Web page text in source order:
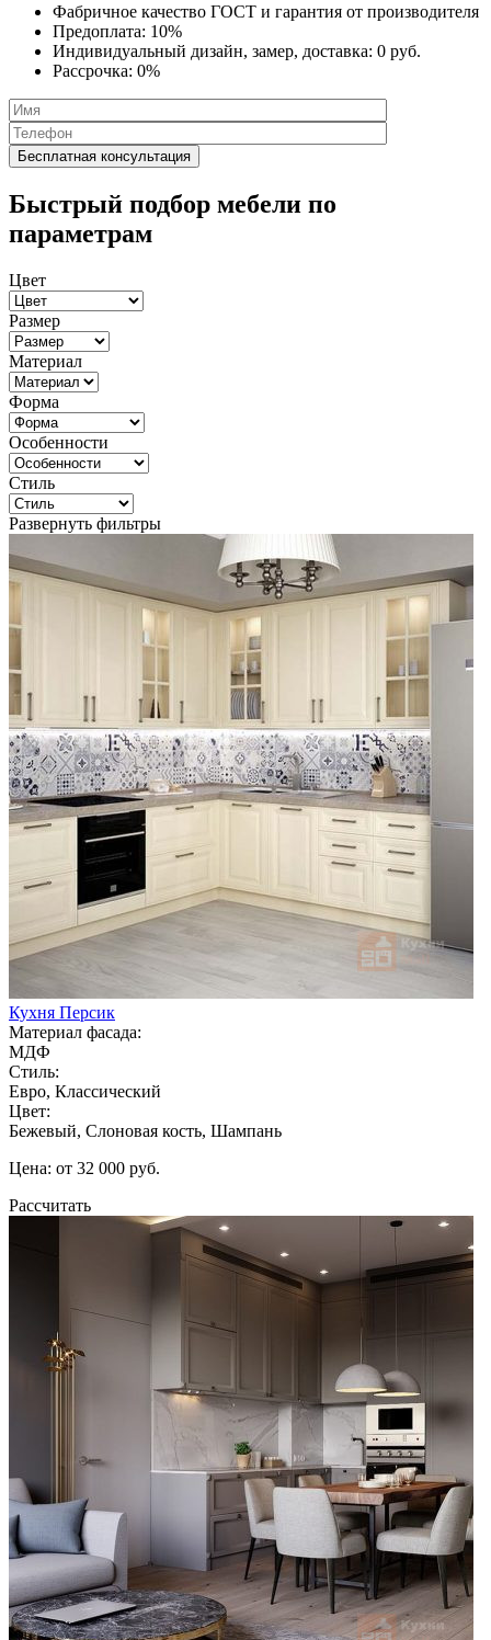
Фабричное качество ГОСТ и гарантия от производителя
Предоплата: 10%
Индивидуальный дизайн, замер, доставка: 0 руб.
Рассрочка: 0%
Быстрый подбор мебели по
параметрам
Цвет
Размер
Материал
Форма
Особенности
Стиль
Развернуть фильтры
Кухня Персик
Материал фасада:
МДФ
Стиль:
Евро, Классический
Цвет:
Бежевый, Слоновая кость, Шампань
Цена: от 32 000 руб.
Рассчитать